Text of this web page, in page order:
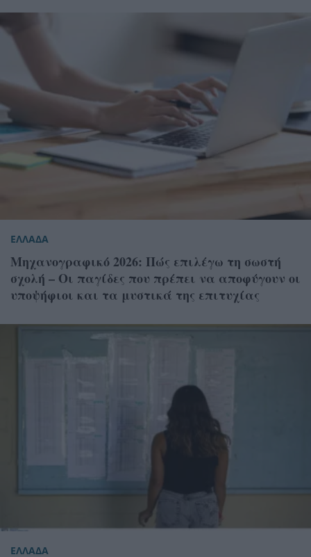
ΕΛΛΑΔΑ
Μηχανογραφικό 2026: Πώς επιλέγω τη σωστή
σχολή – Οι παγίδες που πρέπει να αποφύγουν οι
υποψήφιοι και τα μυστικά της επιτυχίας
ΕΛΛΑΔΑ